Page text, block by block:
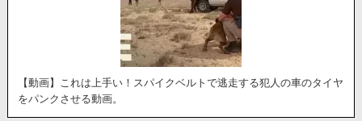
【動画】これは上手い！スパイクベルトで逃走する犯人の車のタイヤ
をパンクさせる動画。